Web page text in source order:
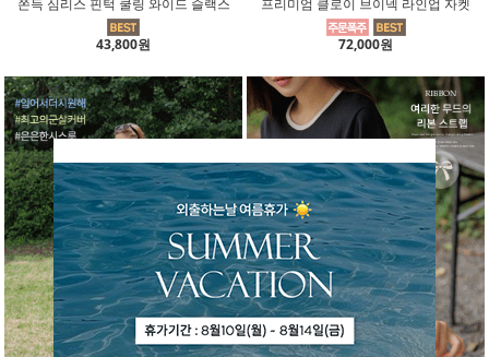
쫀득 심리스 핀턱 쿨링 와이드 슬랙스
43,800원
프리미엄 클로이 브이넥 라인업 자켓
72,000원